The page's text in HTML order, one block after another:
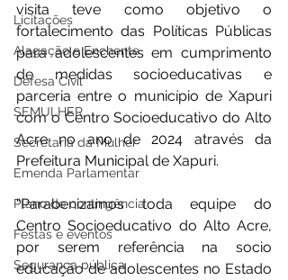
Licitações
Alagação e Enchente
Defesa Civil
SEMULHER
Secretaria da Mulher
Emenda Parlamentar
Plano de contingência
Festas e eventos
Segurança pública
visita teve como objetivo o
fortalecimento das Políticas Públicas
para adolescentes em cumprimento
de medidas socioeducativas e
parceria entre o município de Xapuri
com o Centro Socioeducativo do Alto
Acre no ano de 2024 através da
Prefeitura Municipal de Xapuri.
“Parabenizamos toda equipe do
Centro Socioeducativo do Alto Acre,
por serem referência na socio
educação de adolescentes no Estado